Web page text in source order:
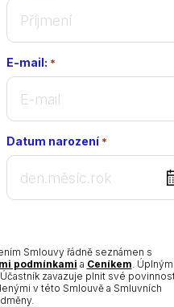
E-mail: *
Datum narození *
DD
dot
YYYYSmlouvy řádně seznámen s
podmínkami a Ceníkem .
zavazuje plnit své
v této Smlouvě a Smluvních